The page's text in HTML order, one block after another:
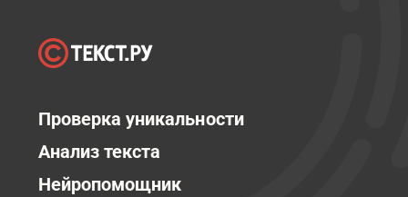
Проверка уникальности
Анализ текста
Нейропомощник